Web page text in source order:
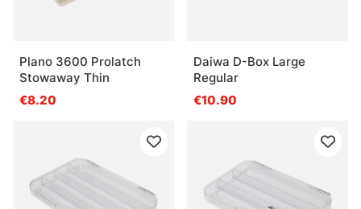
Plano 3600 Prolatch
Stowaway Thin
€8.20
Daiwa D-Box Large
Regular
€10.90